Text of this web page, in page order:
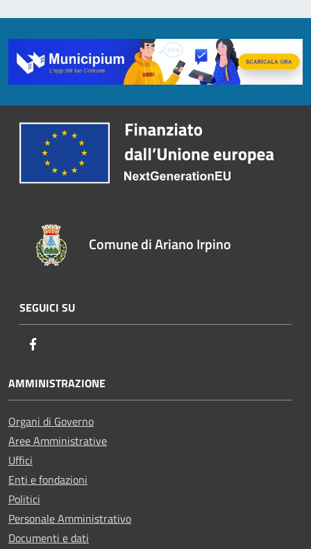
Comune di Ariano Irpino
SEGUICI SU
AMMINISTRAZIONE
Organi di Governo
Aree Amministrative
Uffici
Enti e fondazioni
Politici
Personale Amministrativo
Documenti e dati